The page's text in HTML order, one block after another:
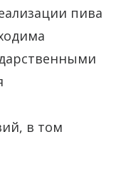
пива
в том